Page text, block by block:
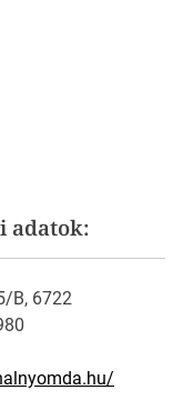
adatok:
B, 6722